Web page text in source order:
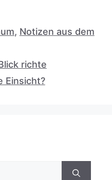
, Notizen aus dem
richte
Einsicht?